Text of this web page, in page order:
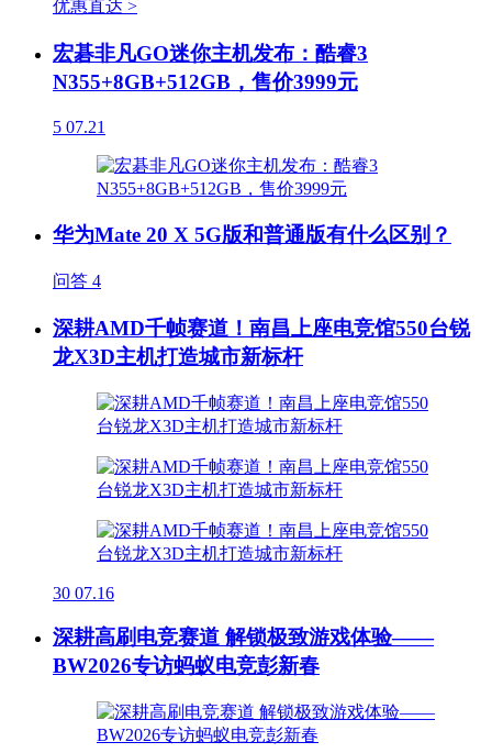
优惠直达 >
宏碁非凡GO迷你主机发布：酷睿3
N355+8GB+512GB，售价3999元
5 07.21
华为Mate 20 X 5G版和普通版有什么区别？
问答 4
深耕AMD千帧赛道！南昌上座电竞馆550台锐
龙X3D主机打造城市新标杆
30 07.16
深耕高刷电竞赛道 解锁极致游戏体验——
BW2026专访蚂蚁电竞彭新春